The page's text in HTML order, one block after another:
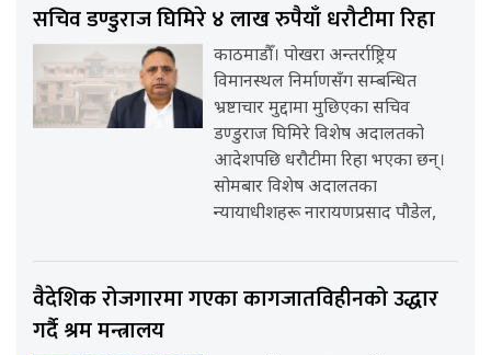
सचिव डण्डुराज घिमिरे ४ लाख रुपैयाँ धरौटीमा रिहा
काठमाडौँ। पोखरा अन्तर्राष्ट्रिय
विमानस्थल निर्माणसँग सम्बन्धित
भ्रष्टाचार मुद्दामा मुछिएका सचिव
डण्डुराज घिमिरे विशेष अदालतको
आदेशपछि धरौटीमा रिहा भएका छन्।
सोमबार विशेष अदालतका
न्यायाधीशहरू नारायणप्रसाद पौडेल,
वैदेशिक रोजगारमा गएका कागजातविहीनको उद्धार
गर्दै श्रम मन्त्रालय